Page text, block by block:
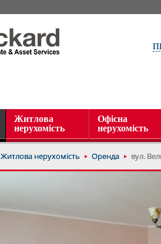
Житлова
нерухомість
Офісна
нерухомість
Житлова нерухомість Оренда вул.